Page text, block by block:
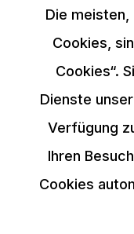
Die
Cookies,
Cookies“.
Dienste
Verfügung
Ihren
Cookies